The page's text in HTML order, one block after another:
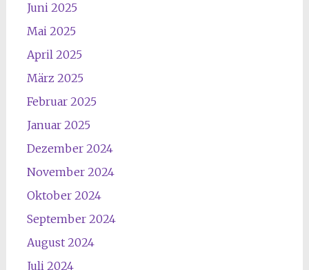
Juni 2025
Mai 2025
April 2025
März 2025
Februar 2025
Januar 2025
Dezember 2024
November 2024
Oktober 2024
September 2024
August 2024
Juli 2024